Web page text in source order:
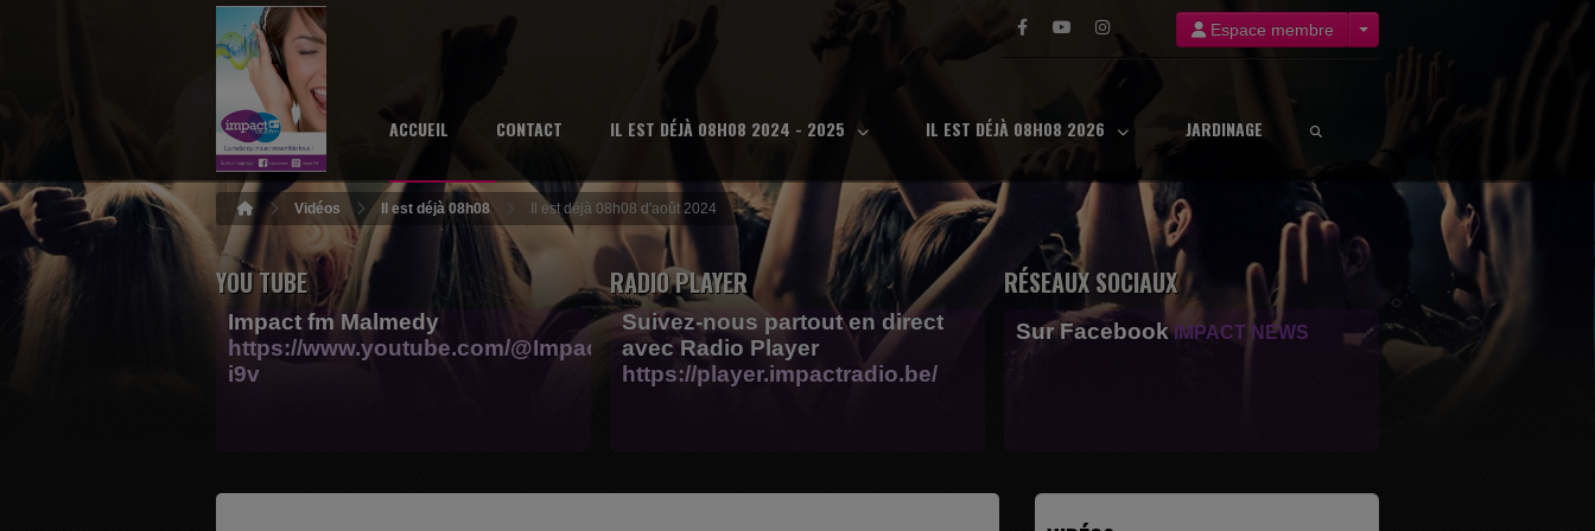
Espace membre
ACCUEIL CONTACT IL EST DÉJÀ 08H08 2024 - 2025 IL EST DÉJÀ 08H08 2026 JARDINAGE
Vidéos Il est déjà 08h08 Il est déjà 08h08 d'août 2024
YOU TUBE
Impact fm Malmedy
https://www.youtube.com/@Impactfm-
i9v
RADIO PLAYER
Suivez-nous partout en direct
avec Radio Player
https://player.impactradio.be/
RÉSEAUX SOCIAUX
Sur Facebook IMPACT NEWS